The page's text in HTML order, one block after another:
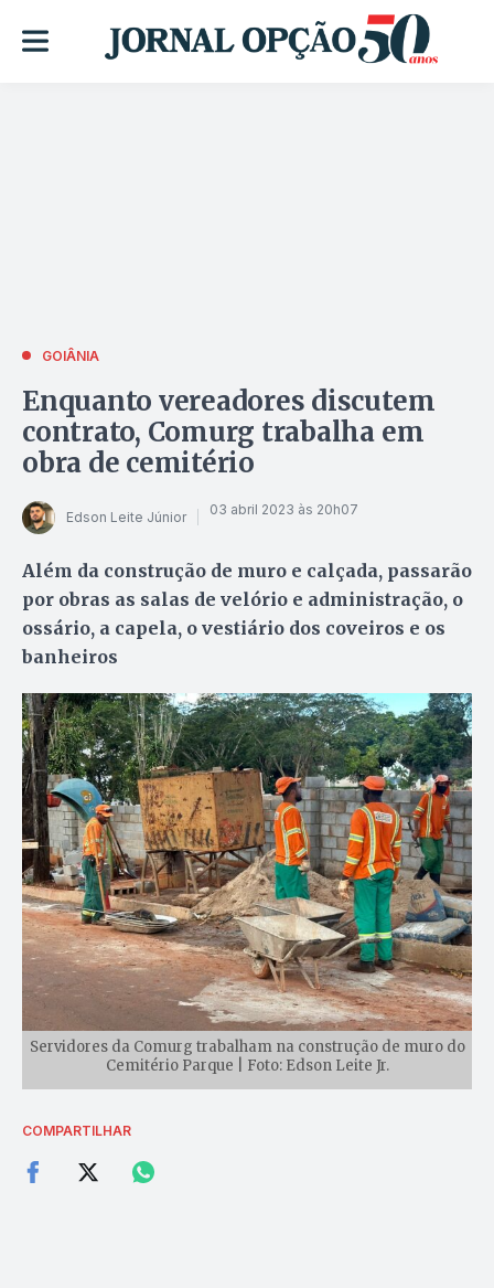
GOIÂNIA
Enquanto vereadores discutem
contrato, Comurg trabalha em
obra de cemitério
Edson Leite Júnior 03 abril 2023 às 20h07
Além da construção de muro e calçada, passarão
por obras as salas de velório e administração, o
ossário, a capela, o vestiário dos coveiros e os
banheiros
Servidores da Comurg trabalham na construção de muro do
Cemitério Parque | Foto: Edson Leite Jr.
COMPARTILHAR